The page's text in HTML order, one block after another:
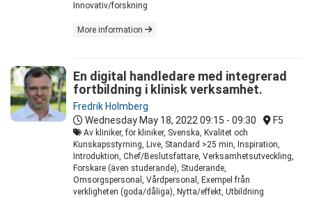
Innovativ/forskning
More information
En digital handledare med integrerad
fortbildning i klinisk verksamhet.
Fredrik Holmberg
Wednesday May 18, 2022 09:15 - 09:30 F5
Av kliniker, för kliniker, Svenska, Kvalitet och
Kunskapsstyrning, Live, Standard >25 min, Inspiration,
Introduktion, Chef/Beslutsfattare, Verksamhetsutveckling,
Forskare (även studerande), Studerande,
Omsorgspersonal, Vårdpersonal, Exempel från
verkligheten (goda/dåliga), Nytta/effekt, Utbildning